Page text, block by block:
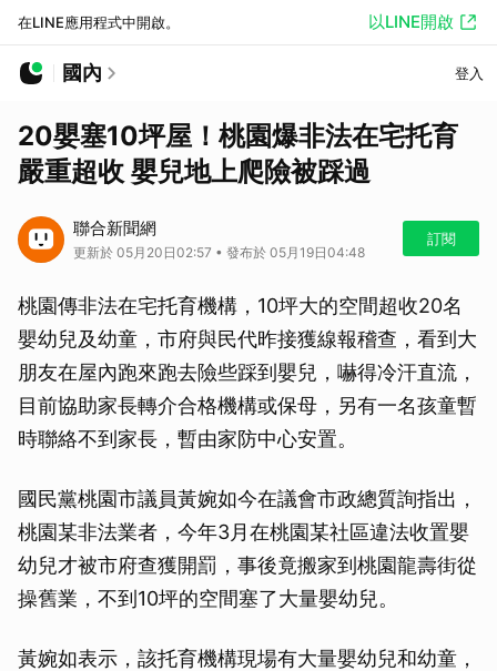
在LINE應用程式中開啟。 以LINE開啟
國內 登入
20嬰塞10坪屋！桃園爆非法在宅托育
嚴重超收 嬰兒地上爬險被踩過
聯合新聞網
更新於 05月20日02:57 • 發布於 05月19日04:48
訂閱
桃園傳非法在宅托育機構，10坪大的空間超收20名
嬰幼兒及幼童，市府與民代昨接獲線報稽查，看到大
朋友在屋內跑來跑去險些踩到嬰兒，嚇得冷汗直流，
目前協助家長轉介合格機構或保母，另有一名孩童暫
時聯絡不到家長，暫由家防中心安置。
國民黨桃園市議員黃婉如今在議會市政總質詢指出，
桃園某非法業者，今年3月在桃園某社區違法收置嬰
幼兒才被市府查獲開罰，事後竟搬家到桃園龍壽街從
操舊業，不到10坪的空間塞了大量嬰幼兒。
黃婉如表示，該托育機構現場有大量嬰幼兒和幼童，